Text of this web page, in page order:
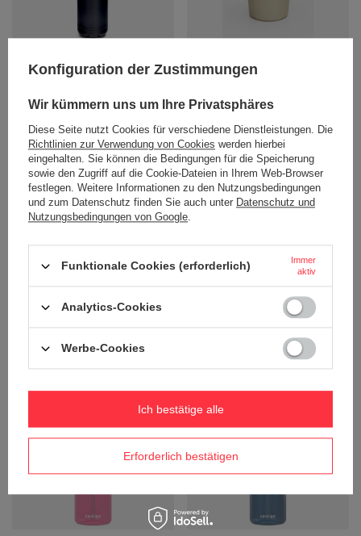
Thermoflasche aus Stahl - Schwarz
– Sandbeige
– Arktisches Weiß
Dr. Bacty Eco Thermobecher Terra
Konfiguration der Zustimmungen
Wir kümmern uns um Ihre Privatsphäres
Diese Seite nutzt Cookies für verschiedene Dienstleistungen. Die
Richtlinien zur Verwendung von Cookies werden hierbei
eingehalten. Sie können die Bedingungen für die Speicherung
sowie den Zugriff auf die Cookie-Dateien in Ihrem Web-Browser
festlegen. Weitere Informationen zu den Nutzungsbedingungen
und zum Datenschutz finden Sie auch unter Datenschutz und
Nutzungsbedingungen von Google.
Funktionale Cookies (erforderlich)
Immer
aktiv
Analytics-Cookies
Werbe-Cookies
Erforderlich bestätigen
Ich bestätige alle